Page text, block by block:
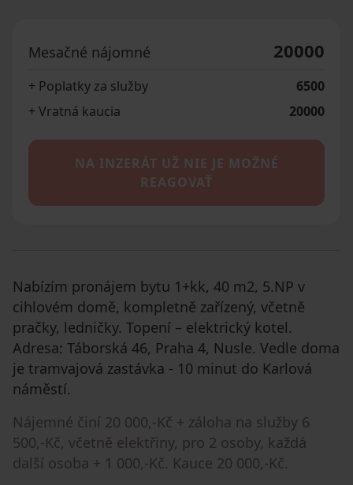
Mesačné nájomné 20000
+ Poplatky za služby
6500
+ Vratná kaucia
20000
NA INZERÁT UŽ NIE JE MOŽNÉ
REAGOVAŤ
Nabízím pronájem bytu 1+kk, 40 m2, 5.NP v
cihlovém domě, kompletně zařízený, včetně
pračky, ledničky. Topení – elektrický kotel.
Adresa: Táborská 46, Praha 4, Nusle. Vedle doma
je tramvajová zastávka - 10 minut do Karlová
náměstí.
Nájemné činí 20 000,-Kč + záloha na služby 6
500,-Kč, včetně elektřiny, pro 2 osoby, každá
další osoba + 1 000,-Kč. Kauce 20 000,-Kč.